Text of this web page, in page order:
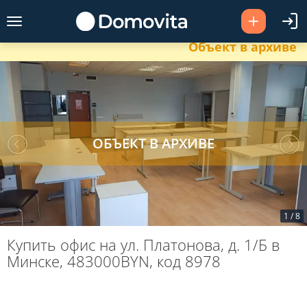
Объект в архиве
1 /8
Купить офис на ул. Платонова, д. 1/Б в
Минске, 483000BYN, код 8978